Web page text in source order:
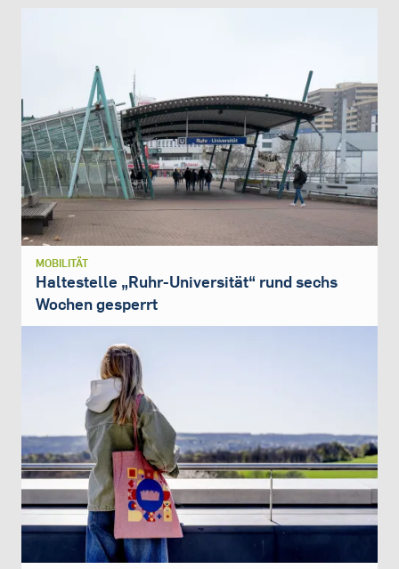
MOBILITÄT
Haltestelle „Ruhr-Universität“ rund sechs
Wochen gesperrt